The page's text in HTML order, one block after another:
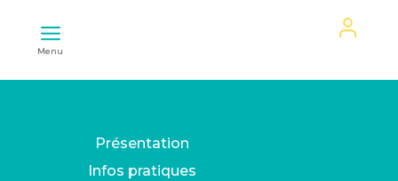
Menu
Présentation
Infos pratiques